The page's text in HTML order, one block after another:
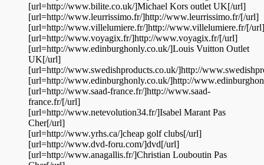
[url=http://www.bilite.co.uk/]Michael Kors outlet UK[/url]
[url=http://www.leurrissimo.fr/]http://www.leurrissimo.fr/[/url]
[url=http://www.villelumiere.fr/]http://www.villelumiere.fr/[/url]
[url=http://www.voyagix.fr/]http://www.voyagix.fr/[/url]
[url=http://www.edinburghonly.co.uk/]Louis Vuitton Outlet
UK[/url]
[url=http://www.swedishproducts.co.uk/]http://
[url=http://www.edinburghonly.co.uk/]http://
[url=http://www.saad-france.fr/]http://www.saad-
france.fr/[/url]
[url=http://www.netevolution34.fr/]Isabel Marant Pas
Cher[/url]
[url=http://www.yrhs.ca/]cheap golf clubs[/url]
[url=http://www.dvd-foru.com/]dvd[/url]
[url=http://www.anagallis.fr/]Christian Louboutin Pas